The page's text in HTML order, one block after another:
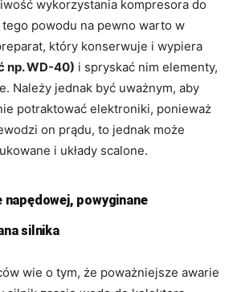
wykorzystania kompresora do
tego powodu na pewno warto w
który konserwuje i wypiera
np. WD-40) i spryskać nim elementy,
Należy jednak być uważnym, aby
potraktować elektroniki, ponieważ
on prądu, to jednak może
i układy scalone.
napędowej, powyginane
silnika
wie o tym, że poważniejsze awarie